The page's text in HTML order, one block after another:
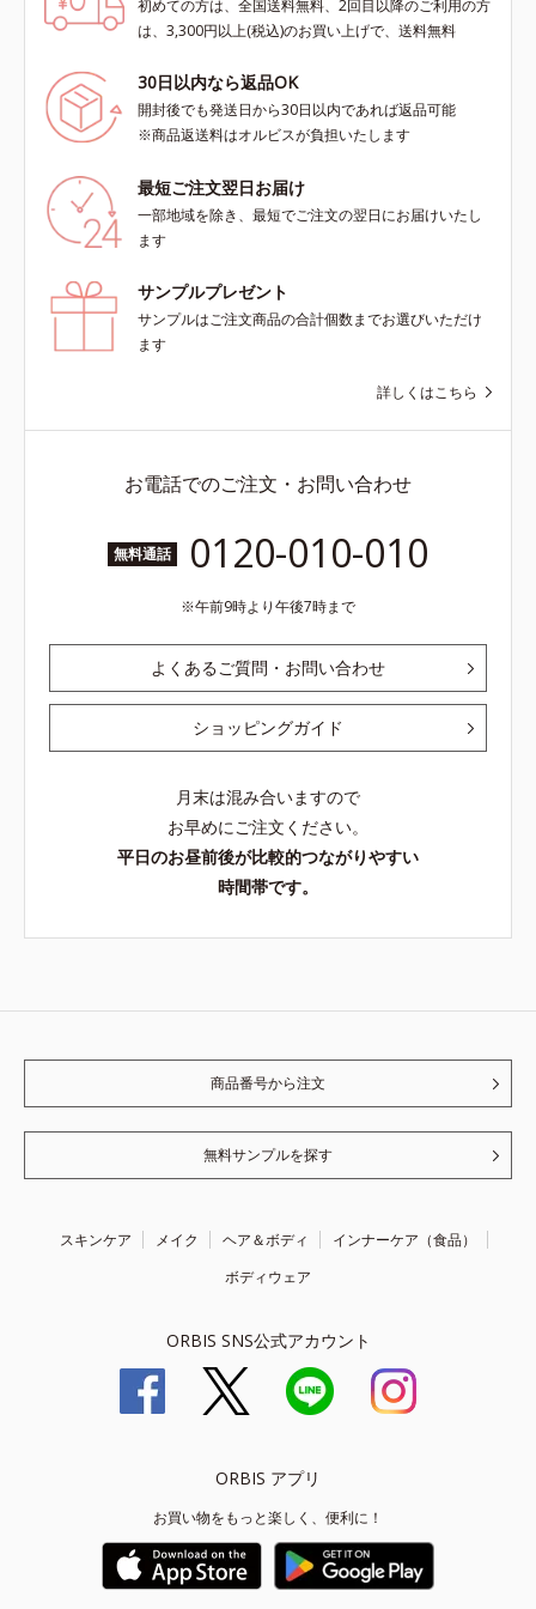
初めての方は、全国送料無料、2回目以降のご利用の方
は、3,300円以上(税込)のお買い上げで、送料無料
30日以内なら返品OK
開封後でも発送日から30日以内であれば返品可能
※商品返送料はオルビスが負担いたします
最短ご注文翌日お届け
一部地域を除き、最短でご注文の翌日にお届けいたし
ます
サンプルプレゼント
サンプルはご注文商品の合計個数までお選びいただけ
ます
詳しくはこちら
お電話でのご注文・お問い合わせ
無料通話 0120-010-010
午前9時より午後7時まで
よくあるご質問・お問い合わせ
ショッピングガイド
月末は混み合いますので
お早めにご注文ください。
平日のお昼前後が比較的つながりやすい
時間帯です。
商品番号から注文
無料サンプルを探す
スキンケア メイク ヘア＆ボディ
インナーケア（食品）
ボディウェア
ORBIS SNS公式アカウント
ORBIS アプリ
お買い物をもっと楽しく、便利に！